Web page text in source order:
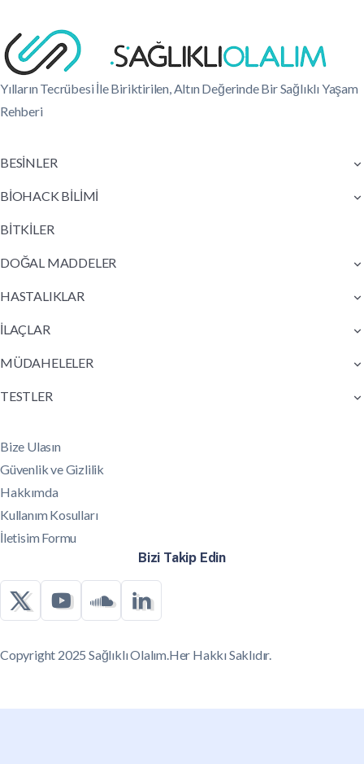
Yılların Tecrübesi İle Biriktirilen, Altın Değerinde Bir Sağlıklı Yaşam
Rehberi
BESİNLER
BİOHACK BİLİMİ
BİTKİLER
DOĞAL MADDELER
HASTALIKLAR
İLAÇLAR
MÜDAHELELER
TESTLER
Bize Ulasın
Güvenlik ve Gizlilik
Hakkımda
Kullanım Kosulları
İletisim Formu
Bizi Takip Edin
Copyright 2025 Sağlıklı Olalım.Her Hakkı Saklıdır.